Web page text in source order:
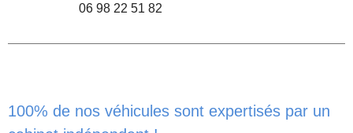
06 98 22 51 82
100% de nos véhicules sont expertisés par un